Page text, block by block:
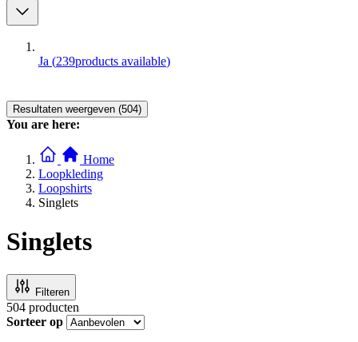
Ja (239products available)
Resultaten weergeven (504)
You are here:
Home
Loopkleding
Loopshirts
Singlets
Singlets
Filteren
504 producten
Sorteer op